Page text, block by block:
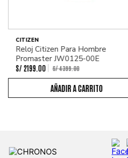
CITIZEN
Reloj Citizen Para Hombre
Promaster JW0125-00E
S/ 2199. 00 S/4399.00